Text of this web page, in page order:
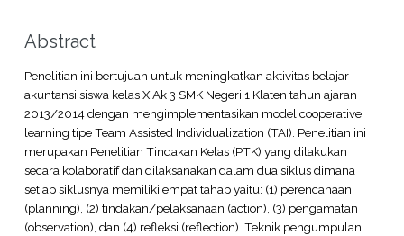
Abstract
Penelitian ini bertujuan untuk meningkatkan aktivitas belajar
akuntansi siswa kelas X Ak 3 SMK Negeri 1 Klaten tahun ajaran
2013/2014 dengan mengimplementasikan model cooperative
learning tipe Team Assisted Individualization (TAI). Penelitian ini
merupakan Penelitian Tindakan Kelas (PTK) yang dilakukan
secara kolaboratif dan dilaksanakan dalam dua siklus dimana
setiap siklusnya memiliki empat tahap yaitu: (1) perencanaan
(planning), (2) tindakan/pelaksanaan (action), (3) pengamatan
(observation), dan (4) refleksi (reflection). Teknik pengumpulan